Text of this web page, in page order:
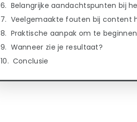
Praktische aanpak om te beginnen
Wanneer zie je resultaat?
Conclusie